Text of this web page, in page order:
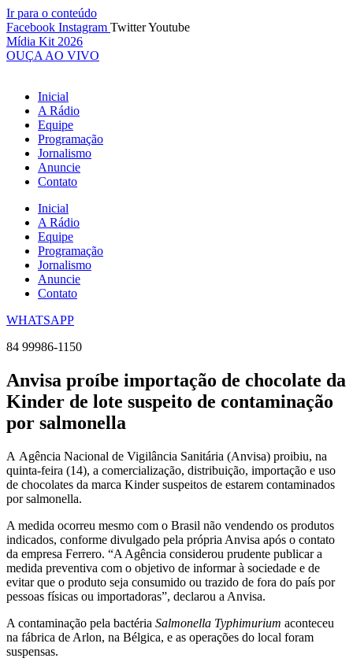
Ir para o conteúdo
Facebook Instagram TwitterYoutube
Mídia Kit 2026
OUÇA AO VIVO
Inicial
A Rádio
Equipe
Programação
Jornalismo
Anuncie
Contato
Inicial
A Rádio
Equipe
Programação
Jornalismo
Anuncie
Contato
WHATSAPP
84 99986-1150
Anvisa proíbe importação de chocolate da
Kinder de lote suspeito de contaminação
por salmonella
A Agência Nacional de Vigilância Sanitária (Anvisa) proibiu, na
quinta-feira (14), a comercialização, distribuição, importação e uso
de chocolates da marca Kinder suspeitos de estarem contaminados
por salmonella.
A medida ocorreu mesmo com o Brasil não vendendo os produtos
indicados, conforme divulgado pela própria Anvisa após o contato
da empresa Ferrero. “A Agência considerou prudente publicar a
medida preventiva com o objetivo de informar à sociedade e de
evitar que o produto seja consumido ou trazido de fora do país por
pessoas físicas ou importadoras”, declarou a Anvisa.
A contaminação pela bactéria Salmonella Typhimurium aconteceu
na fábrica de Arlon, na Bélgica, e as operações do local foram
suspensas.